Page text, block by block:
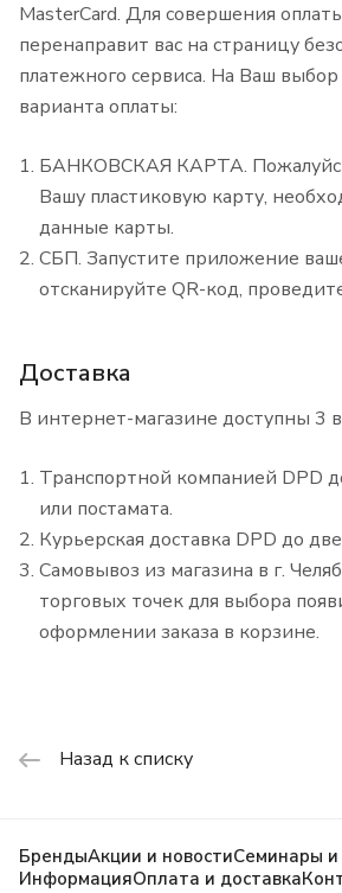
MasterCard. Для совершения
перенаправит вас на страницу
платежного сервиса. На Ваш
варианта оплаты:
БАНКОВСКАЯ КАРТА.
Вашу пластиковую карту,
данные карты.
СБП. Запустите приложение
отсканируйте QR-код,
Доставка
В интернет-магазине доступны 3
Транспортной компанией DPD
или постамата.
Курьерская доставка DPD до
Самовывоз из магазина в г.
торговых точек для выбора
оформлении заказа в корзине.
Назад к списку
БрендыАкции и новостиСеминары и
ИнформацияОплата и доставка